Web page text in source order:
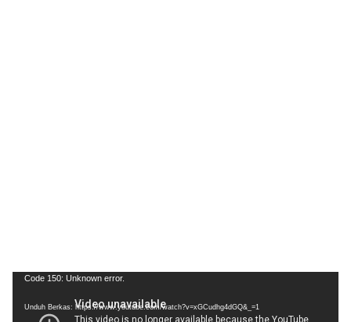
Pemutar
Code 150: Unknown error.
Unduh Berkas: https://www.youtube.com/watch?v=xGCudhg4dGQ&_=1